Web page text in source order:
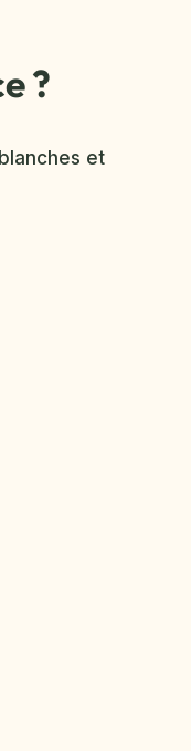
?
et